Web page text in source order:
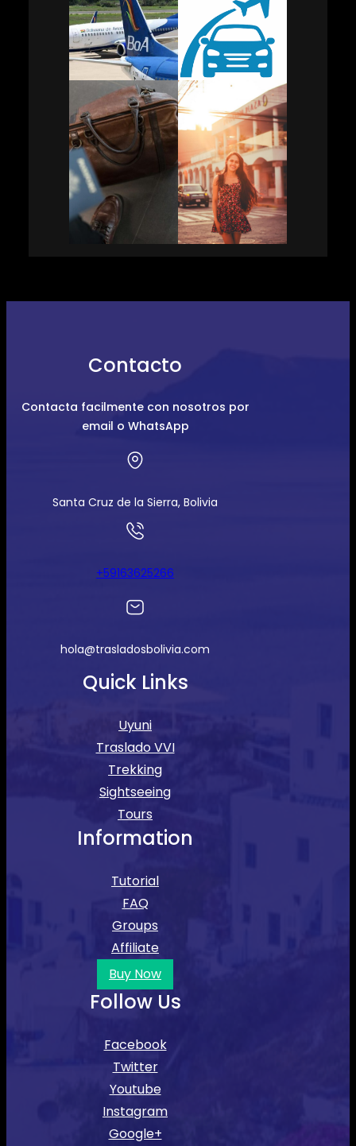
Contacto
Contacta facilmente con nosotros por
email o WhatsApp
Santa Cruz de la Sierra, Bolivia
+59163625266
hola@trasladosbolivia.com
Quick Links
Uyuni
Traslado VVI
Trekking
Sightseeing
Tours
Information
Tutorial
FAQ
Groups
Affiliate
Buy Now
Follow Us
Facebook
Twitter
Youtube
Instagram
Google+